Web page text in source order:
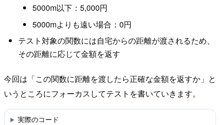
5000m以下：5,000円
5000mよりも遠い場合：0円
テスト対象の関数には自宅からの距離が渡されるため、
その距離に応じて金額を返す
今回は「この関数に距離を渡したら正確な金額を返すか」と
いうところにフォーカスしてテストを書いていきます。
実際のコード